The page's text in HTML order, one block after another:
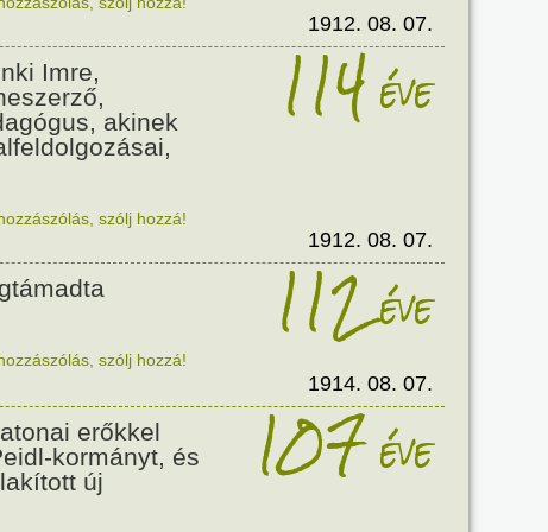
1912. 08. 07.
Imre,
akinek
114éve
szólj hozzá!
1912. 08. 07.
112éve
szólj hozzá!
1914. 08. 07.
erőkkel
kormányt, és
új
107éve